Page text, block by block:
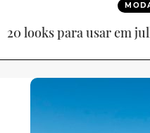
20 looks para usar em